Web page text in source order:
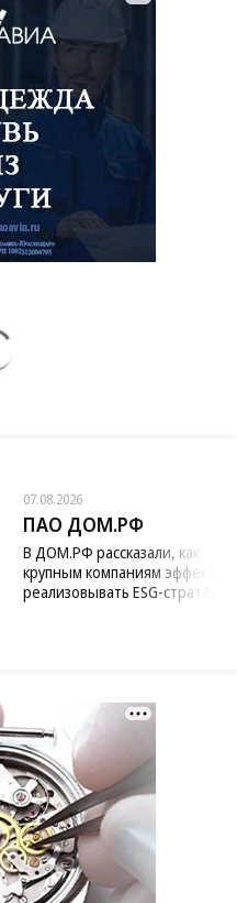
07.08.2026
ПАО ДОМ.РФ
В ДОМ.РФ рассказали, как
крупным компаниям
реализовывать ESG-стратегию